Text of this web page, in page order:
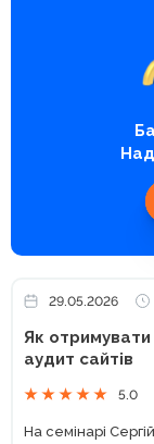
29.05.2026
Як отримувати
аудит сайтів
5.0
На семінарі